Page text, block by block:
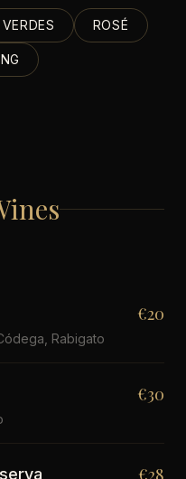
VERDES ROSÉ
Rabigato
€20
€30
€28